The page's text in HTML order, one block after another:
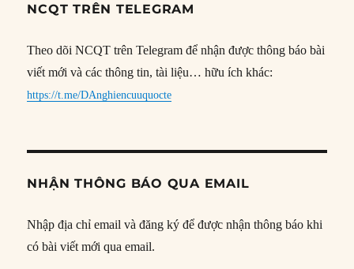
NCQT TRÊN TELEGRAM
Theo dõi NCQT trên Telegram để nhận được thông báo bài
viết mới và các thông tin, tài liệu… hữu ích khác:
https://t.me/DAnghiencuuquocte
NHẬN THÔNG BÁO QUA EMAIL
Nhập địa chỉ email và đăng ký để được nhận thông báo khi
có bài viết mới qua email.